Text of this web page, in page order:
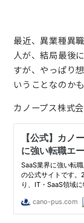
最近、異業種異
人が、結局最後
すが、やっぱり
いうことなのか
カノープス株式